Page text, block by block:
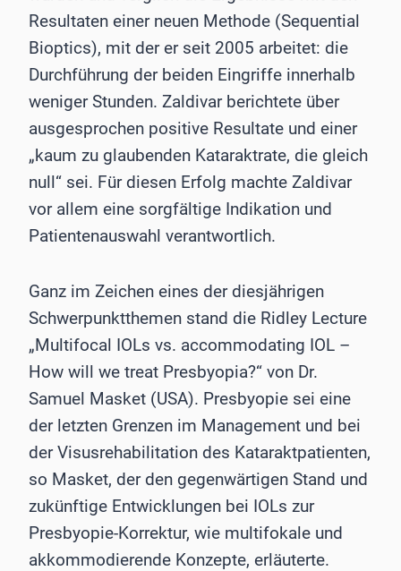
Resultaten einer neuen Methode (Sequential
Bioptics), mit der er seit 2005 arbeitet: die
Durchführung der beiden Eingriffe innerhalb
weniger Stunden. Zaldivar berichtete über
ausgesprochen positive Resultate und einer
„kaum zu glaubenden Kataraktrate, die gleich
null“ sei. Für diesen Erfolg machte Zaldivar
vor allem eine sorgfältige Indikation und
Patientenauswahl verantwortlich.
Ganz im Zeichen eines der diesjährigen
Schwerpunktthemen stand die Ridley Lecture
„Multifocal IOLs vs. accommodating IOL –
How will we treat Presbyopia?“ von Dr.
Samuel Masket (USA). Presbyopie sei eine
der letzten Grenzen im Management und bei
der Visusrehabilitation des Kataraktpatienten,
so Masket, der den gegenwärtigen Stand und
zukünftige Entwicklungen bei IOLs zur
Presbyopie-Korrektur, wie multifokale und
akkommodierende Konzepte, erläuterte.